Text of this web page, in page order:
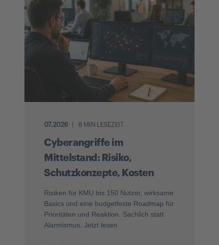
07.2026 8 MIN LESEZEIT
Cyberangriffe im
Mittelstand: Risiko,
Schutzkonzepte, Kosten
Risiken für KMU bis 150 Nutzer, wirksame
Basics und eine budgetfeste Roadmap für
Prioritäten und Reaktion. Sachlich statt
Alarmismus. Jetzt lesen